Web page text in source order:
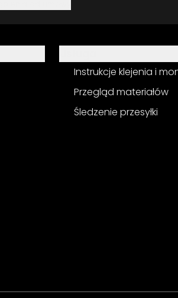
Instrukcje klejenia i
Przegląd materiałów
Śledzenie przesyłki